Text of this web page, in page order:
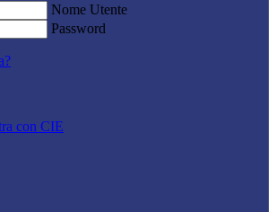
Nome Utente
Password
con CIE